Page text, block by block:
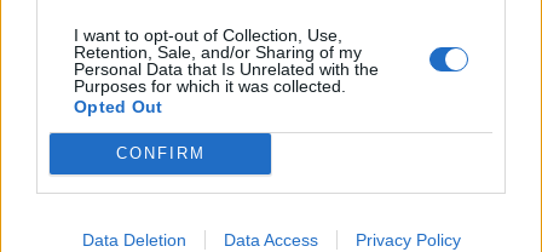
I want to opt-out of Collection, Use,
Retention, Sale, and/or Sharing of my
Personal Data that Is Unrelated with the
Purposes for which it was collected.
Opted Out
CONFIRM
Data Deletion Data Access Privacy Policy